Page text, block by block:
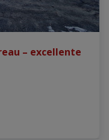
– excellente